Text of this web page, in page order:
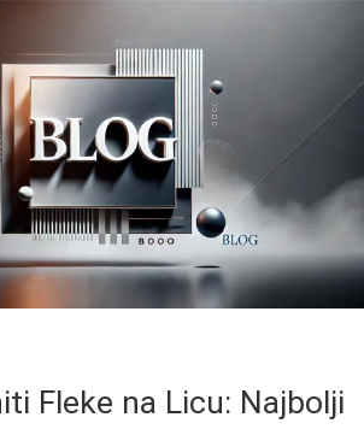
Fleke na Licu: Najbolji